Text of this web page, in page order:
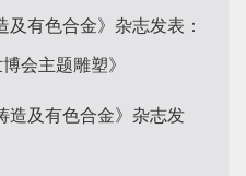
有色合金》杂志发表：
会主题雕塑》
及有色合金》杂志发